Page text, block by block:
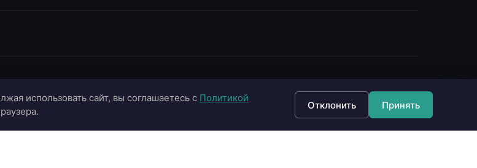
Страхование ОСАГО
+7 (495) 790-87-43
+7 (903) 790-87-43
использовать сайт, вы соглашаетесь с Политикой
Отклонить Принять